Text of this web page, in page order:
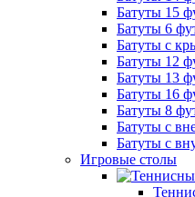
Батуты 15
Батуты 6
Батуты с
Батуты 12
Батуты 13
Батуты 16
Батуты 8
Батуты с
Батуты с
Игровые столы